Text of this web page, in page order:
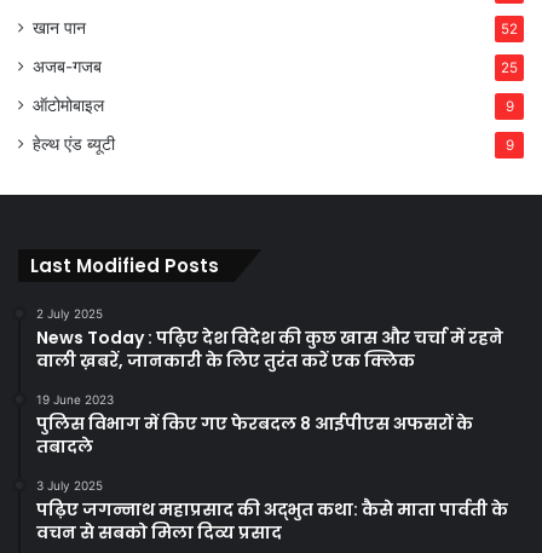
खान पान 52
अजब-गजब 25
ऑटोमोबाइल 9
हेल्थ एंड ब्यूटी 9
Last Modified Posts
2 July 2025
News Today : पढ़िए देश विदेश की कुछ खास और चर्चा में रहने
वाली ख़बरें, जानकारी के लिए तुरंत करें एक क्लिक
19 June 2023
पुलिस विभाग में किए गए फेरबदल 8 आईपीएस अफसरों के
तबादले
3 July 2025
पढ़िए जगन्नाथ महाप्रसाद की अद्भुत कथा: कैसे माता पार्वती के
वचन से सबको मिला दिव्य प्रसाद